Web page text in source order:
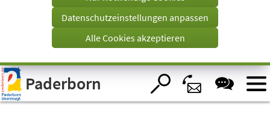
Visuelle
Assistenzsoftware
öffnen.
Tab)
Datenschutzeinstellungen anpassen
Alle Cookies akzeptieren
Paderborn